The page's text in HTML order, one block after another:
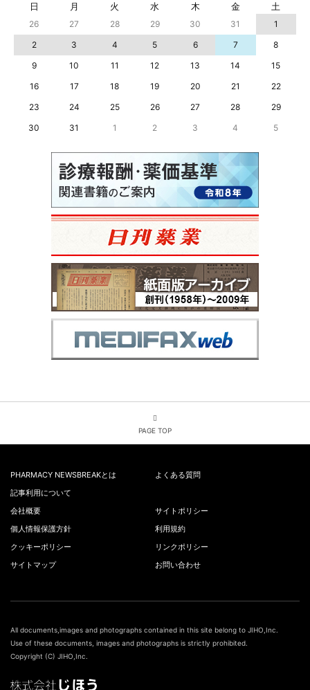
日 月 火 水 木 金 土
26 27 28 29 30 31
1
2
3 4 5 6 7
8
9
10 11 12 13 14
15
16
17 18 19 20 21
22
23
24 25 26 27 28
29
30
31 1 2 3 4 5
PAGE TOP
PHARMACY NEWSBREAKとは
よくある質問
記事利用について
会社概要
サイトポリシー
個人情報保護方針
利用規約
クッキーポリシー
リンクポリシー
サイトマップ
お問い合わせ
All documents,images and photographs contained in this site belong to JIHO,Inc.
Use of these documents, images and photographs is strictly prohibited.
Copyright (C) JIHO,Inc.